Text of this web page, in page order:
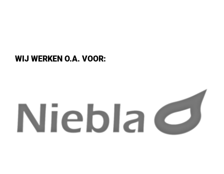
WIJ WERKEN O.A. VOOR: